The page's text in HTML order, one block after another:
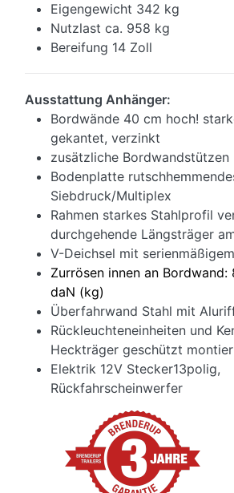
Eigengewicht 342 kg
Nutzlast ca. 958 kg
Bereifung 14 Zoll
Ausstattung Anhänger:
Bordwände 40 cm hoch!
gekantet, verzinkt
zusätzliche Bordwandstützen
Bodenplatte
Siebdruck/Multiplex
Rahmen starkes Stahlprofil
durchgehende Längsträger
V-Deichsel mit
Zurrösen innen an
daN (kg)
Überfahrwand Stahl mit
Rückleuchteneinheiten und
Heckträger geschützt
Elektrik 12V Stecker13polig,
Rückfahrscheinwerfer